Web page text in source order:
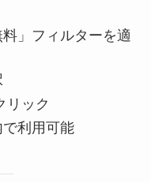
」フィルターを適
リック
利用可能